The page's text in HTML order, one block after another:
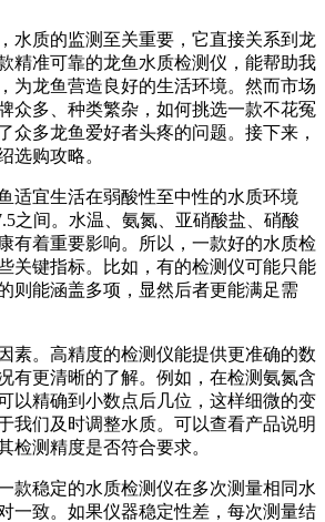
水质的监测至关重要，它直接关系到龙
精准可靠的龙鱼水质检测仪，能帮助我
为龙鱼营造良好的生活环境。然而市场
众多、种类繁杂，如何挑选一款不花冤
众多龙鱼爱好者头疼的问题。接下来，
选购攻略。
适宜生活在弱酸性至中性的水质环境
之间。水温、氨氮、亚硝酸盐、硝酸
有着重要影响。所以，一款好的水质检
关键指标。比如，有的检测仪可能只能
则能涵盖多项，显然后者更能满足需
素。高精度的检测仪能提供更准确的数
有更清晰的了解。例如，在检测氨氮含
以精确到小数点后几位，这样细微的变
我们及时调整水质。可以查看产品说明
检测精度是否符合要求。
款稳定的水质检测仪在多次测量相同水
一致。如果仪器稳定性差，每次测量结